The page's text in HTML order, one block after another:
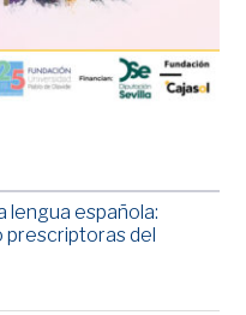
lengua española:
prescriptoras del